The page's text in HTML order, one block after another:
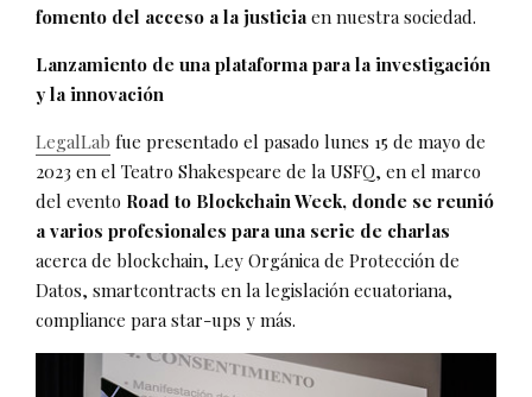
fomento del acceso a la justicia en nuestra sociedad.
Lanzamiento de una plataforma para la investigación
y la innovación
LegalLab fue presentado el pasado lunes 15 de mayo de
2023 en el Teatro Shakespeare de la USFQ, en el marco
del evento Road to Blockchain Week, donde se reunió
a varios profesionales para una serie de charlas
acerca de blockchain, Ley Orgánica de Protección de
Datos, smartcontracts en la legislación ecuatoriana,
compliance para star-ups y más.